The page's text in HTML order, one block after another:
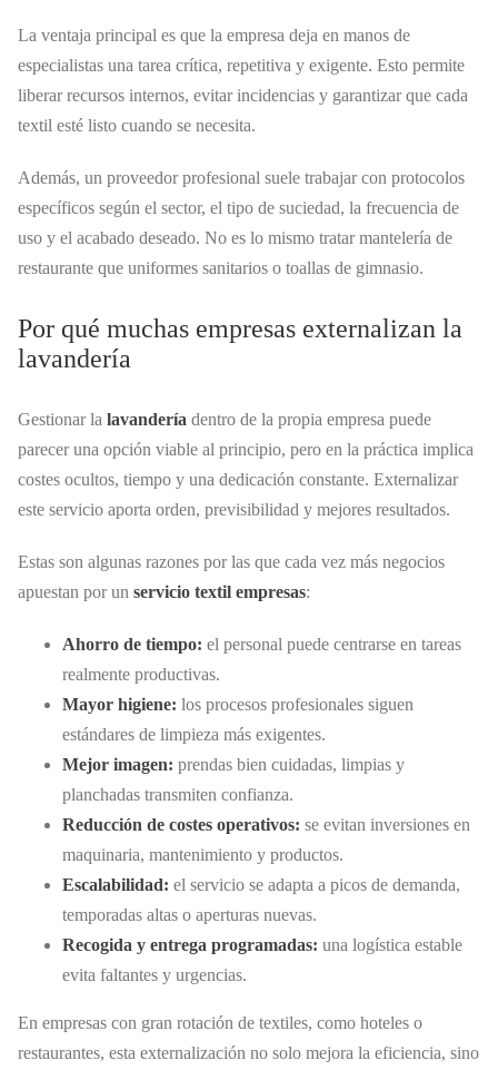
La ventaja principal es que la empresa deja en manos de
especialistas una tarea crítica, repetitiva y exigente. Esto permite
liberar recursos internos, evitar incidencias y garantizar que cada
textil esté listo cuando se necesita.
Además, un proveedor profesional suele trabajar con protocolos
específicos según el sector, el tipo de suciedad, la frecuencia de
uso y el acabado deseado. No es lo mismo tratar mantelería de
restaurante que uniformes sanitarios o toallas de gimnasio.
Por qué muchas empresas externalizan la
lavandería
Gestionar la lavandería dentro de la propia empresa puede
parecer una opción viable al principio, pero en la práctica implica
costes ocultos, tiempo y una dedicación constante. Externalizar
este servicio aporta orden, previsibilidad y mejores resultados.
Estas son algunas razones por las que cada vez más negocios
apuestan por un servicio textil empresas:
Ahorro de tiempo: el personal puede centrarse en tareas
realmente productivas.
Mayor higiene: los procesos profesionales siguen
estándares de limpieza más exigentes.
Mejor imagen: prendas bien cuidadas, limpias y
planchadas transmiten confianza.
Reducción de costes operativos: se evitan inversiones en
maquinaria, mantenimiento y productos.
Escalabilidad: el servicio se adapta a picos de demanda,
temporadas altas o aperturas nuevas.
Recogida y entrega programadas: una logística estable
evita faltantes y urgencias.
En empresas con gran rotación de textiles, como hoteles o
restaurantes, esta externalización no solo mejora la eficiencia, sino